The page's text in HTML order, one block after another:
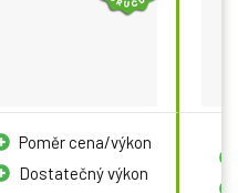
Poměr cena/výkon
Dostatečný výkon